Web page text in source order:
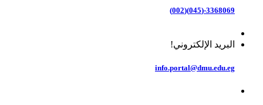
3368069-(045)(002)
البريد الإلكتروني!
info.portal@dmu.edu.eg